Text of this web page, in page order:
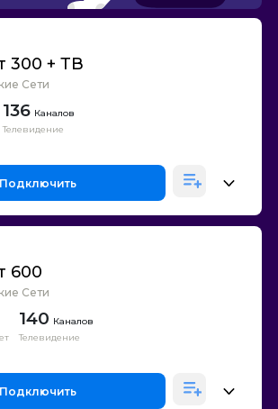
300 + ТВ
Сети
136 Каналов
Телевидение
Подключить
600
Сети
140 Каналов
Телевидение
Подключить